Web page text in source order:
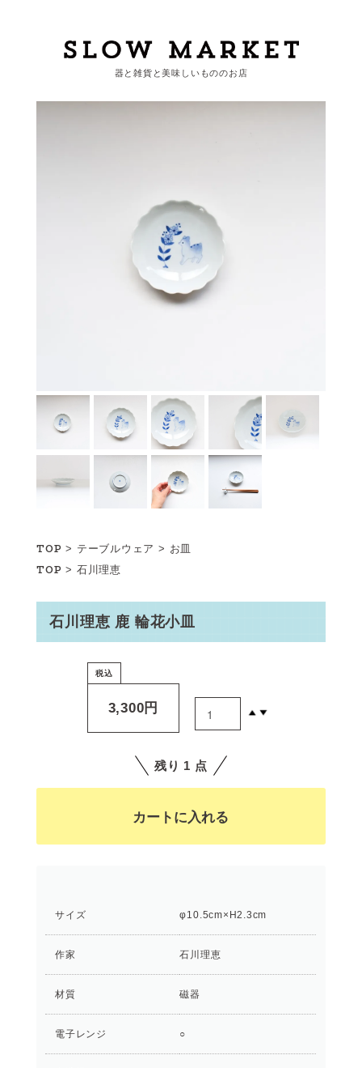
カートを見る
配送について
器と雑貨と美味しいもののお店
TOP > テーブルウェア > お皿
TOP > 石川理恵
石川理恵 鹿 輪花小皿
税込
3,300円
残り 1 点
サイズ φ10.5cm×H2.3cm
作家 石川理恵
材質 磁器
電子レンジ ○